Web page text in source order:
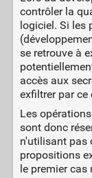
contrôler la
logiciel. Si les
se retrouve à
accès aux
exfiltrer par ce
Les
sont donc
n'utilisant pas
propositions
le premier cas